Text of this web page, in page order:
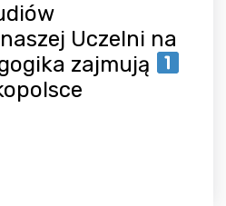
Uczelni na
zajmują